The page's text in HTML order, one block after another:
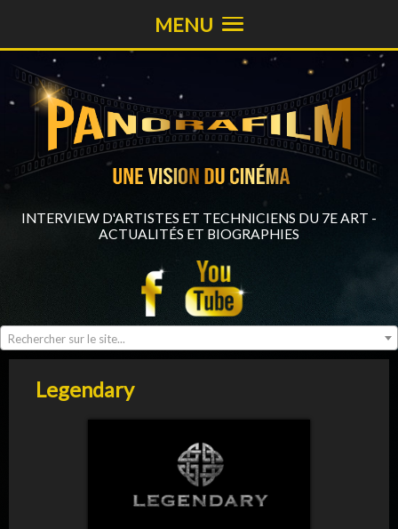
INTERVIEW D'ARTISTES ET TECHNICIENS DU 7E ART -
ACTUALITÉS ET BIOGRAPHIES
Rechercher sur le site...
MENU
Legendary